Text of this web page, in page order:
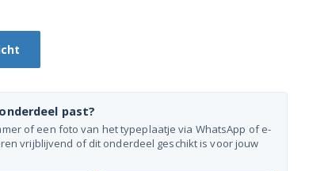
past?
of een foto van het typeplaatje via WhatsApp of e-
vrijblijvend of dit onderdeel geschikt is voor jouw